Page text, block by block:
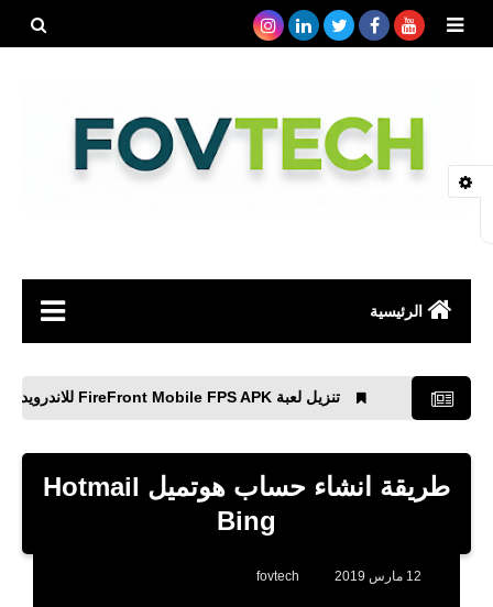
الرئيسية
مواقع
بلوجر
تنزيل لعبة FireFront Mobile FPS APK للاندرويد
طريقة انشاء حساب هوتميل Hotmail
Bing
fovtech